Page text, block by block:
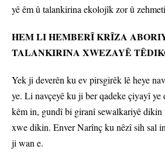
yê êm û talankirina ekolojîk zor û
HEM LI HEMBERÎ KRÎZA
TALANKIRINA XWEZAYÊ
Yek ji deverên ku ev pirsgirêk lê heye
ye. Li navçeyê ku ji ber qadeke çiyayî ye
kêm in, gundî bi giranî sewalkariyê dikin
xwe dikin. Enver Narînç ku nêzî sih sal
ji wan e.